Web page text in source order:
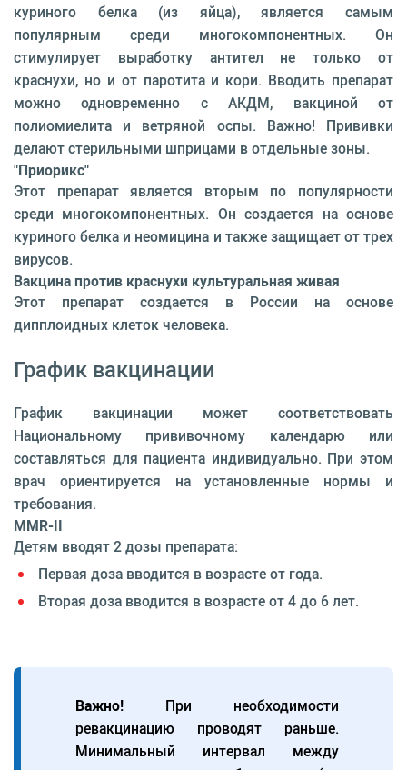
куриного белка (из яйца), является самым
популярным среди многокомпонентных. Он
стимулирует выработку антител не только от
краснухи, но и от паротита и кори. Вводить препарат
можно одновременно с АКДМ, вакциной от
полиомиелита и ветряной оспы. Важно! Прививки
делают стерильными шприцами в отдельные зоны.
"Приорикс"
Этот препарат является вторым по популярности
среди многокомпонентных. Он создается на основе
куриного белка и неомицина и также защищает от трех
вирусов.
Вакцина против краснухи культуральная живая
Этот препарат создается в России на основе
дипплоидных клеток человека.
График вакцинации
График вакцинации может соответствовать
Национальному прививочному календарю или
составляться для пациента индивидуально. При этом
врач ориентируется на установленные нормы и
требования.
MMR-II
Детям вводят 2 дозы препарата:
Первая доза вводится в возрасте от года.
Вторая доза вводится в возрасте от 4 до 6 лет.
Важно! При необходимости
ревакцинацию проводят раньше.
Минимальный интервал между